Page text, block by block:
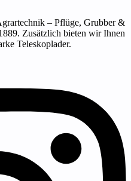
– Pflüge, Grubber &
Zusätzlich bieten wir Ihnen
Teleskoplader.